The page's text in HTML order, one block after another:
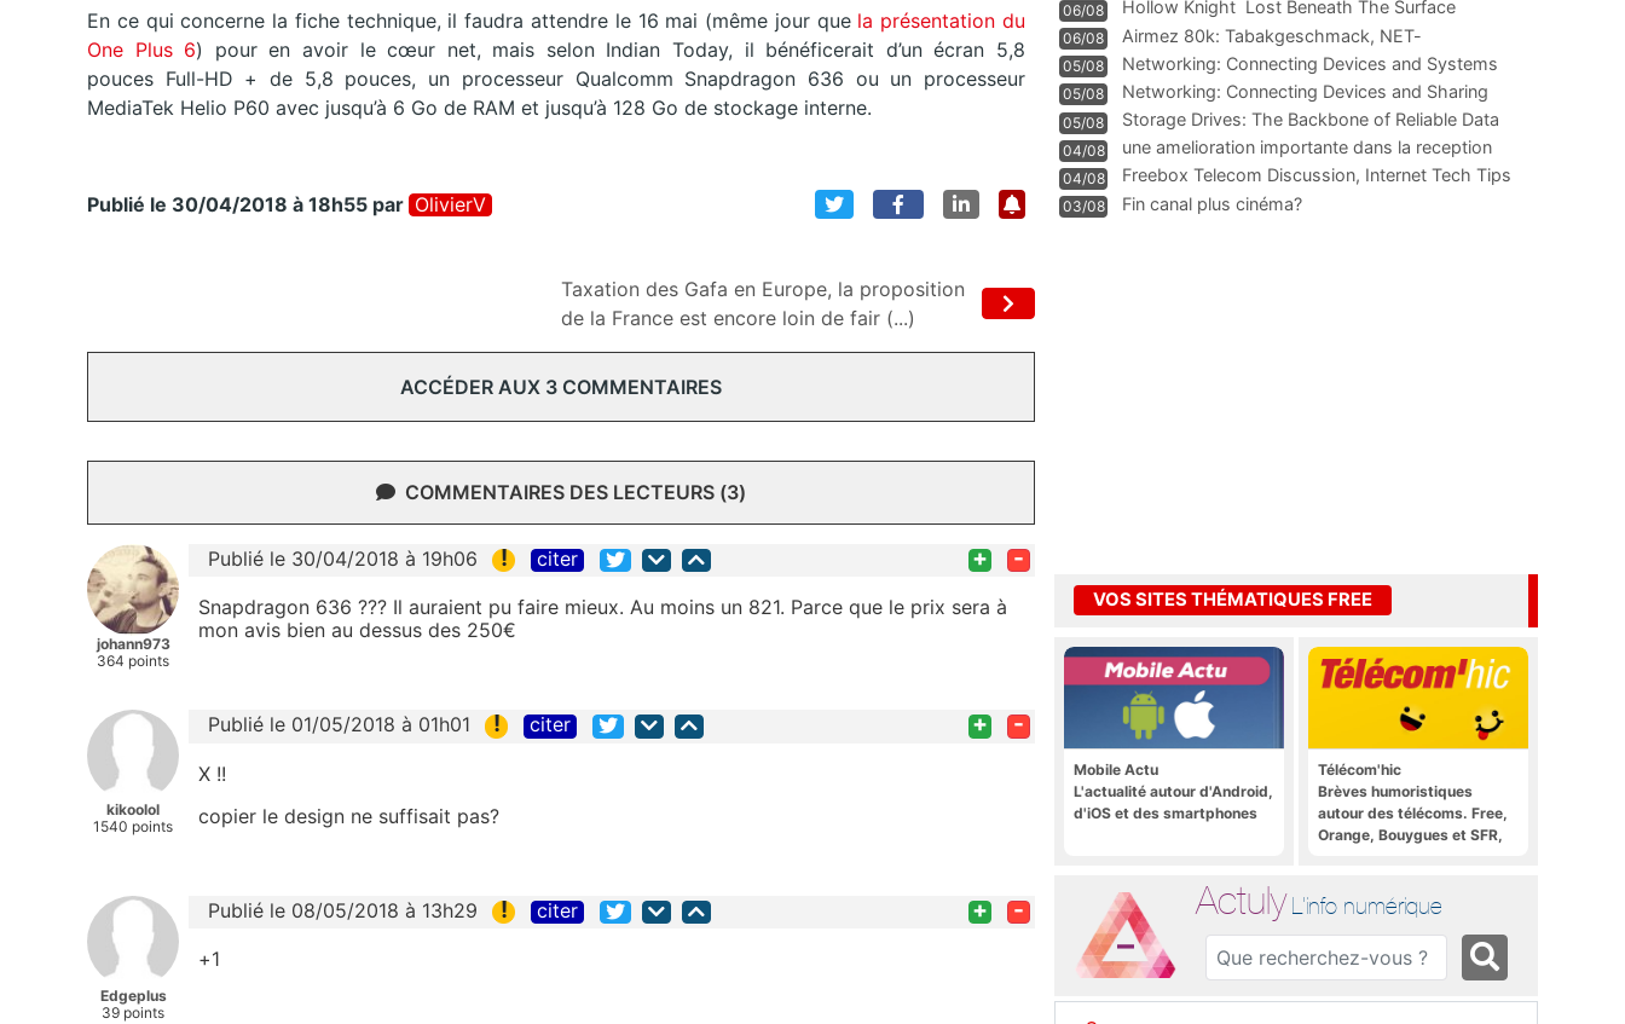
En ce qui concerne la fiche technique, il faudra attendre le 16 mai (même jour que la présentation du
One Plus 6) pour en avoir le cœur net, mais selon Indian Today, il bénéficerait d’un écran 5,8
pouces Full-HD + de 5,8 pouces, un processeur Qualcomm Snapdragon 636 ou un processeur
MediaTek Helio P60 avec jusqu’à 6 Go de RAM et jusqu’à 128 Go de stockage interne.
Publié le 30/04/2018 à 18h55 par OlivierV
Taxation des Gafa en Europe, la proposition
de la France est encore loin de fair (...)
ACCÉDER AUX 3 COMMENTAIRES
COMMENTAIRES DES LECTEURS (3)
johann973
364 points
Publié le 30/04/2018 à 19h06 ! citer + -
Snapdragon 636 ??? Il auraient pu faire mieux. Au moins un 821. Parce que le prix sera à
mon avis bien au dessus des 250€
kikoolol
1540 points
Publié le 01/05/2018 à 01h01 ! citer + -
X !!
copier le design ne suffisait pas?
Edgeplus
39 points
Publié le 08/05/2018 à 13h29 ! citer + -
+1
06/08 Hollow Knight  Lost Beneath The Surface
06/08
Airmez 80k: Tabakgeschmack, NET-
Technologie und Leistung im
05/08 Networking: Connecting Devices and Systems
05/08
Networking: Connecting Devices and Sharing
Information
05/08
Storage Drives: The Backbone of Reliable Data
Management
04/08
une amelioration importante dans la reception
WIFI
04/08
Freebox Telecom Discussion, Internet Tech Tips
Communi
03/08 Fin canal plus cinéma?
VOS SITES THÉMATIQUES FREE
Mobile Actu
L'actualité autour d'Android,
d'iOS et des smartphones
Télécom'hic
Brèves humoristiques
autour des télécoms. Free,
Orange, Bouygues et SFR,
Actuly L'info numérique